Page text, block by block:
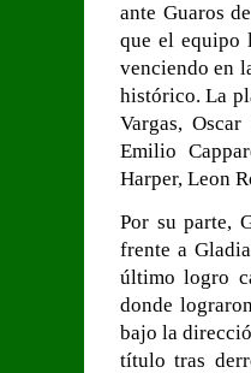
ante Guaros
que el equipo
venciendo en
histórico. La
Vargas,
Emilio
Harper, Leon
Por su parte,
frente a
último logro
donde
bajo la
título tras